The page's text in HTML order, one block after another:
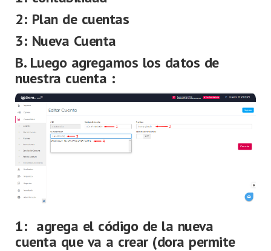
2: Plan de cuentas
3: Nueva Cuenta
B. Luego agregamos los datos de
nuestra cuenta :
1: agrega el código de la nueva
cuenta que va a crear (dora permite